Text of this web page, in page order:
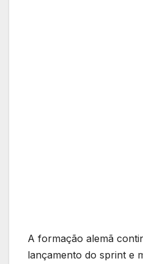
A formação alemã
lançamento do sprint e